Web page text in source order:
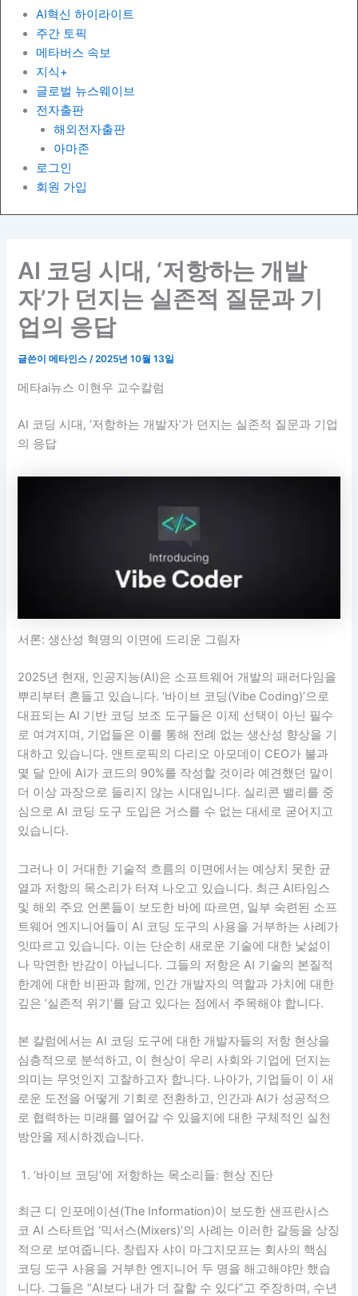
AI혁신 하이라이트
주간 토픽
메타버스 속보
지식+
글로벌 뉴스웨이브
전자출판
해외전자출판
아마존
로그인
회원 가입
AI 코딩 시대, ‘저항하는 개발
자’가 던지는 실존적 질문과 기
업의 응답
글쓴이메타인스/2025년 10월 13일
메타ai뉴스 이현우 교수칼럼
AI 코딩 시대, ‘저항하는 개발자’가 던지는 실존적 질문과 기업
의 응답
서론: 생산성 혁명의 이면에 드리운 그림자
2025년 현재, 인공지능(AI)은 소프트웨어 개발의 패러다임을
뿌리부터 흔들고 있습니다. ‘바이브 코딩(Vibe Coding)’으로
대표되는 AI 기반 코딩 보조 도구들은 이제 선택이 아닌 필수
로 여겨지며, 기업들은 이를 통해 전례 없는 생산성 향상을 기
대하고 있습니다. 앤트로픽의 다리오 아모데이 CEO가 불과
몇 달 안에 AI가 코드의 90%를 작성할 것이라 예견했던 말이
더 이상 과장으로 들리지 않는 시대입니다. 실리콘 밸리를 중
심으로 AI 코딩 도구 도입은 거스를 수 없는 대세로 굳어지고
있습니다.
그러나 이 거대한 기술적 흐름의 이면에서는 예상치 못한 균
열과 저항의 목소리가 터져 나오고 있습니다. 최근 AI타임스
및 해외 주요 언론들이 보도한 바에 따르면, 일부 숙련된 소프
트웨어 엔지니어들이 AI 코딩 도구의 사용을 거부하는 사례가
잇따르고 있습니다. 이는 단순히 새로운 기술에 대한 낯섦이
나 막연한 반감이 아닙니다. 그들의 저항은 AI 기술의 본질적
한계에 대한 비판과 함께, 인간 개발자의 역할과 가치에 대한
깊은 ‘실존적 위기’를 담고 있다는 점에서 주목해야 합니다.
본 칼럼에서는 AI 코딩 도구에 대한 개발자들의 저항 현상을
심층적으로 분석하고, 이 현상이 우리 사회와 기업에 던지는
의미는 무엇인지 고찰하고자 합니다. 나아가, 기업들이 이 새
로운 도전을 어떻게 기회로 전환하고, 인간과 AI가 성공적으
로 협력하는 미래를 열어갈 수 있을지에 대한 구체적인 실천
방안을 제시하겠습니다.
‘바이브 코딩’에 저항하는 목소리들: 현상 진단
최근 디 인포메이션(The Information)이 보도한 샌프란시스
코 AI 스타트업 ‘믹서스(Mixers)’의 사례는 이러한 갈등을 상징
적으로 보여줍니다. 창립자 샤이 마그지모프는 회사의 핵심
코딩 도구 사용을 거부한 엔지니어 두 명을 해고해야만 했습
니다. 그들은 “AI보다 내가 더 잘할 수 있다”고 주장하며, 수년